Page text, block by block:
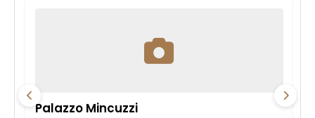
Palazzo Mincuzzi